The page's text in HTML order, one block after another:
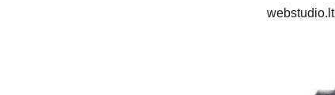
webstudio.lt